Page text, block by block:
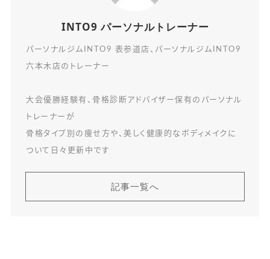
INTO9 パーソナルトレーナー
パーソナルジムINTO9 表参道店、パーソナルジムINTO9
六本木店のトレーナー
大会優勝経験有、骨格診断アドバイザー保有のパーソナル
トレーナーが
骨格タイプ別の痩せ方や、美しく健康的なボディメイクに
ついて日々更新中です
記事一覧へ